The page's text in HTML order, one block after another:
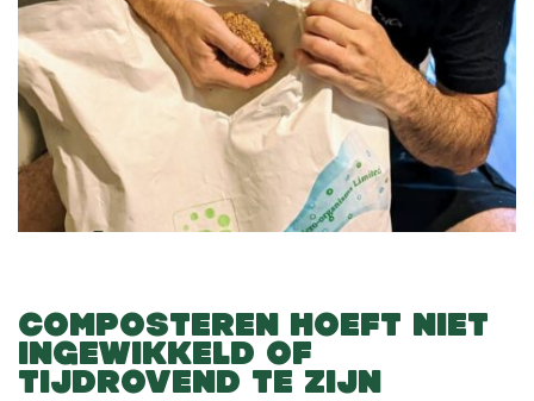
COMPOSTEREN HOEFT NIET
INGEWIKKELD OF
TIJDROVEND TE ZIJN